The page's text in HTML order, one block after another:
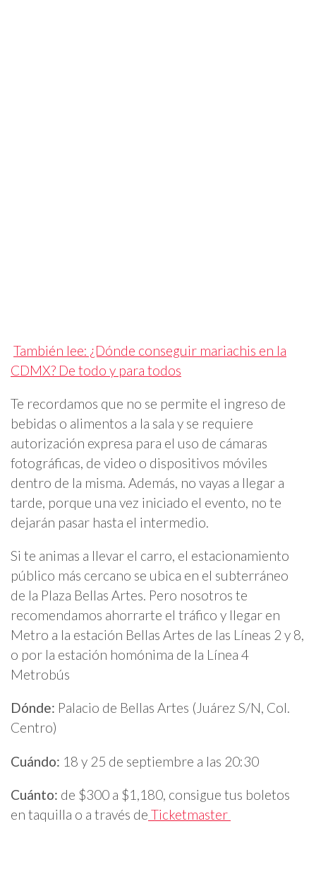
También lee: ¿Dónde conseguir mariachis en la
CDMX? De todo y para todos
Te recordamos que no se permite el ingreso de
bebidas o alimentos a la sala y se requiere
autorización expresa para el uso de cámaras
fotográficas, de video o dispositivos móviles
dentro de la misma. Además, no vayas a llegar a
tarde, porque una vez iniciado el evento, no te
dejarán pasar hasta el intermedio.
Si te animas a llevar el carro, el estacionamiento
público más cercano se ubica en el subterráneo
de la Plaza Bellas Artes. Pero nosotros te
recomendamos ahorrarte el tráfico y llegar en
Metro a la estación Bellas Artes de las Líneas 2 y 8,
o por la estación homónima de la Línea 4
Metrobús
Dónde: Palacio de Bellas Artes (Juárez S/N, Col.
Centro)
Cuándo: 18 y 25 de septiembre a las 20:30
Cuánto: de $300 a $1,180, consigue tus boletos
en taquilla o a través de Ticketmaster